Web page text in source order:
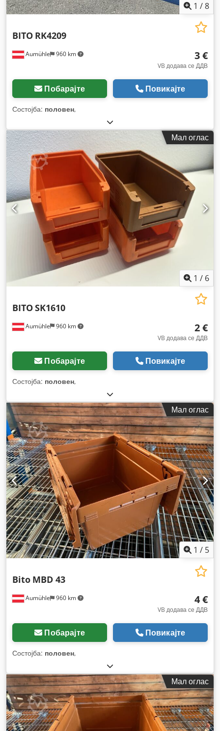
1 /8
Aumühle 960 km
BITO RK4209
3 €
VB додава се ДДВ
Побарајте Повикајте
Состојба: половен,
Мал оглас
1 / 6
Aumühle 960 km
BITOSK1610
2 €
VB додава се ДДВ
Побарајте Повикајте
Состојба: половен,
Мал оглас
1 / 5
Aumühle 960 km
Bito MBD 43
4 €
VB додава се ДДВ
Побарајте Повикајте
Состојба: половен,
Мал оглас